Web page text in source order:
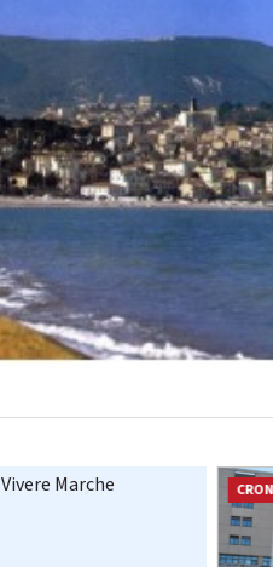
Vivere Marche